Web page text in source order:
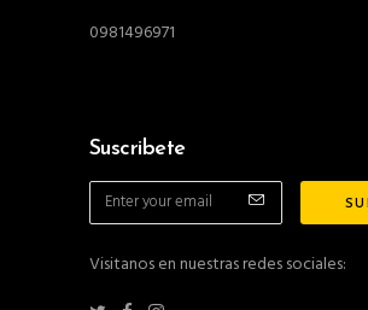
0981496971
Suscribete
Visitanos en nuestras redes sociales: